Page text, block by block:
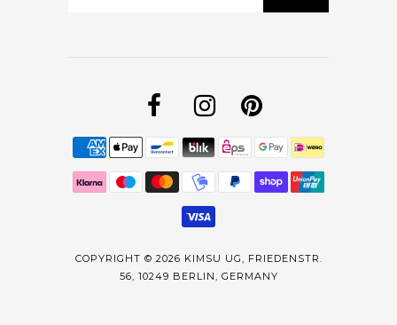
COPYRIGHT © 2026 KIMSU UG, FRIEDENSTR.
56, 10249 BERLIN, GERMANY